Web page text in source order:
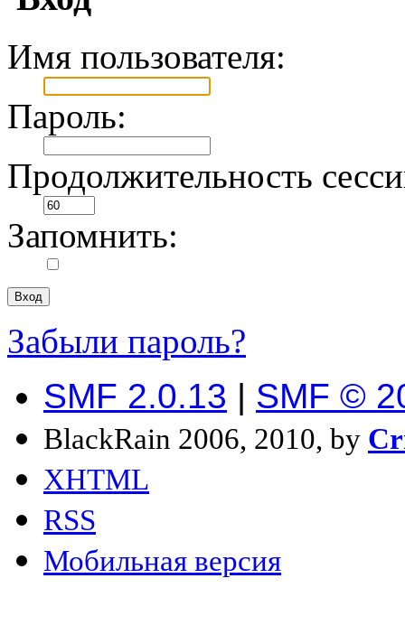
Имя пользователя:
Пароль:
Продолжительность
Запомнить:
Забыли пароль?
SMF 2.0.13 | SMF ©
BlackRain 2006, 2010, by
XHTML
RSS
Мобильная версия